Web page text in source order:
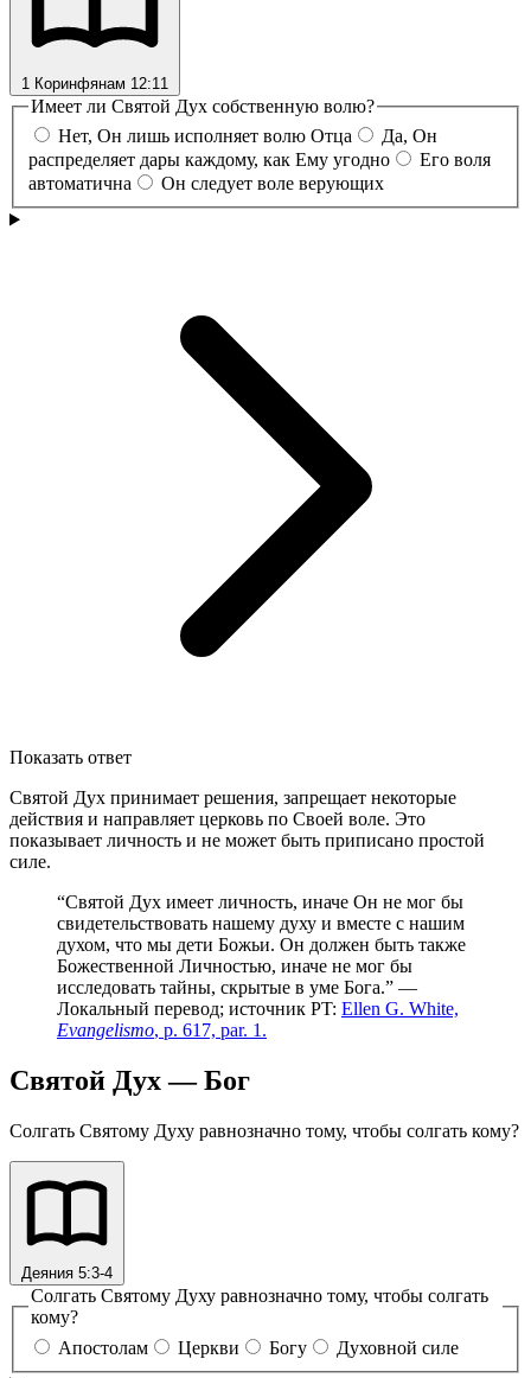
1 Коринфянам 12:11
Имеет ли Святой Дух собственную волю?
Нет, Он лишь исполняет волю Отца
Да, Он
распределяет дары каждому, как Ему угодно
Его воля
автоматична
Он следует воле верующих
Показать ответ
Святой Дух принимает решения, запрещает некоторые
действия и направляет церковь по Своей воле. Это
показывает личность и не может быть приписано простой
силе.
“Святой Дух имеет личность, иначе Он не мог бы
свидетельствовать нашему духу и вместе с нашим
духом, что мы дети Божьи. Он должен быть также
Божественной Личностью, иначе не мог бы
исследовать тайны, скрытые в уме Бога.” —
Локальный перевод; источник PT: Ellen G. White,
Evangelismo, p. 617, par. 1.
Святой Дух — Бог
Солгать Святому Духу равнозначно тому, чтобы солгать кому?
Деяния 5:3-4
Солгать Святому Духу равнозначно тому, чтобы солгать
кому?
Апостолам
Церкви Богу Духовной силе